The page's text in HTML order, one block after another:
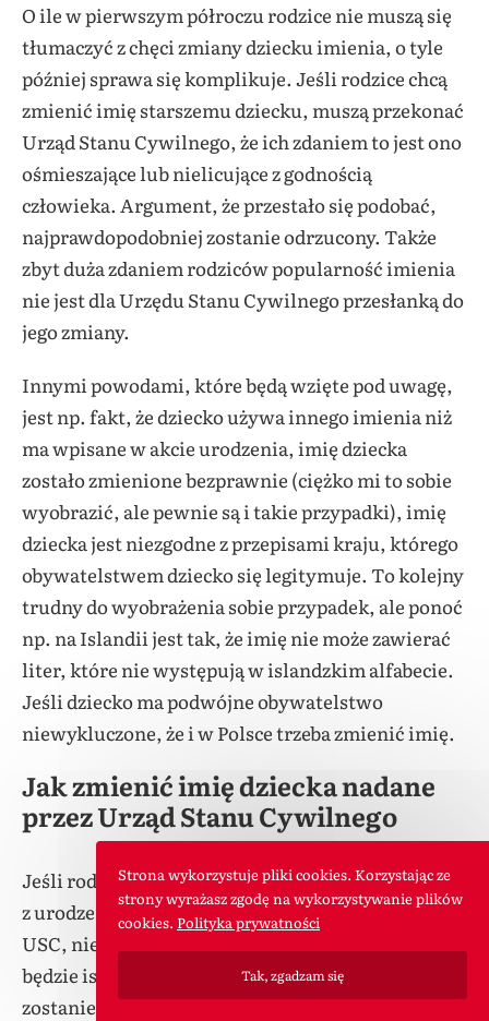
O ile w pierwszym półroczu rodzice nie muszą się
tłumaczyć z chęci zmiany dziecku imienia, o tyle
później sprawa się komplikuje. Jeśli rodzice chcą
zmienić imię starszemu dziecku, muszą przekonać
Urząd Stanu Cywilnego, że ich zdaniem to jest ono
ośmieszające lub nielicujące z godnością
człowieka. Argument, że przestało się podobać,
najprawdopodobniej zostanie odrzucony. Także
zbyt duża zdaniem rodziców popularność imienia
nie jest dla Urzędu Stanu Cywilnego przesłanką do
jego zmiany.
Innymi powodami, które będą wzięte pod uwagę,
jest np. fakt, że dziecko używa innego imienia niż
ma wpisane w akcie urodzenia, imię dziecka
zostało zmienione bezprawnie (ciężko mi to sobie
wyobrazić, ale pewnie są i takie przypadki), imię
dziecka jest niezgodne z przepisami kraju, którego
obywatelstwem dziecko się legitymuje. To kolejny
trudny do wyobrażenia sobie przypadek, ale ponoć
np. na Islandii jest tak, że imię nie może zawierać
liter, które nie występują w islandzkim alfabecie.
Jeśli dziecko ma podwójne obywatelstwo
niewykluczone, że i w Polsce trzeba zmienić imię.
Jak zmienić imię dziecka nadane
przez Urząd Stanu Cywilnego
Jeśli rodzice nie dopełnią formalności związanych
z urodzeniem dziecka i nie zgłoszą tego faktu w
USC, nie oznacza to, że dziecko formalnie „nie
będzie istniało”. Oznacza to tylko tyle, że imię
zostanie nadane dziecku przez urzędnika, który
Strona wykorzystuje pliki cookies. Korzystając ze
strony wyrażasz zgodę na wykorzystywanie plików
cookies. Polityka prywatności
Tak, zgadzam się